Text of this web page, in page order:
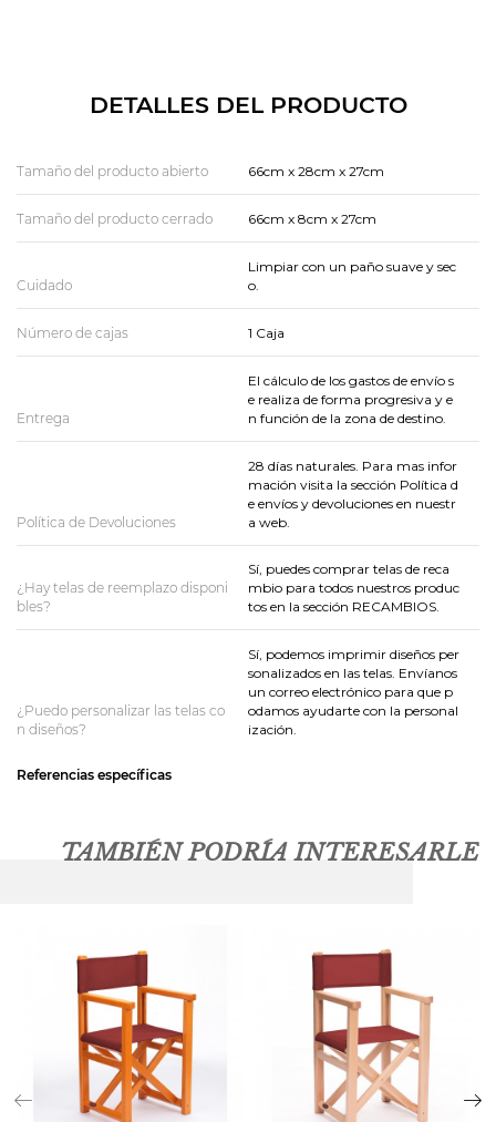
DETALLES DEL PRODUCTO
Tamaño del producto abierto 66cm x 28cm x 27cm
Tamaño del producto cerrado 66cm x 8cm x 27cm
Cuidado
Limpiar con un paño suave y sec
o.
Número de cajas 1 Caja
Entrega
El cálculo de los gastos de envío s
e realiza de forma progresiva y e
n función de la zona de destino.
Política de Devoluciones
28 días naturales. Para mas infor
mación visita la sección Política d
e envíos y devoluciones en nuestr
a web.
¿Hay telas de reemplazo disponi
bles?
Sí, puedes comprar telas de reca
mbio para todos nuestros produc
tos en la sección RECAMBIOS.
¿Puedo personalizar las telas co
n diseños?
Sí, podemos imprimir diseños per
sonalizados en las telas. Envíanos
un correo electrónico para que p
odamos ayudarte con la personal
ización.
Referencias específicas
TAMBIÉN PODRÍA INTERESARLE